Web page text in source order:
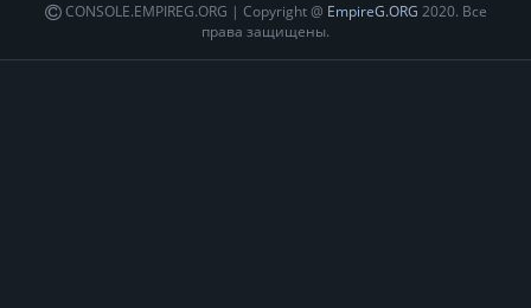
CONSOLE.EMPIREG.ORG | Copyright @ EmpireG.ORG 2020. Все
права защищены.